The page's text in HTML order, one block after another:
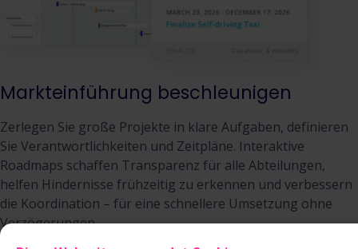
Markteinführung beschleunigen
Zerlegen Sie große Projekte in klare Aufgaben, definieren
Sie Verantwortlichkeiten und Zeitpläne. Interaktive
Roadmaps schaffen Transparenz für alle Abteilungen,
helfen Hindernisse frühzeitig zu erkennen und verbessern
die Koordination – für eine schnellere Umsetzung ohne
Verzögerungen.